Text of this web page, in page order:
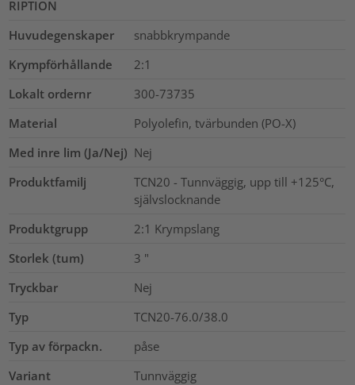
RIPTION
Huvudegenskaper
snabbkrympande
Krympförhållande
2:1
Lokalt ordernr
300-73735
Material
Polyolefin, tvärbunden (PO-X)
Med inre lim (Ja/Nej) Nej
Produktfamilj
TCN20 - Tunnväggig, upp till +125°C,
självslocknande
Produktgrupp
2:1 Krympslang
Storlek (tum)
3 "
Tryckbar
Nej
Typ
TCN20-76.0/38.0
Typ av förpackn.
påse
Variant
Tunnväggig